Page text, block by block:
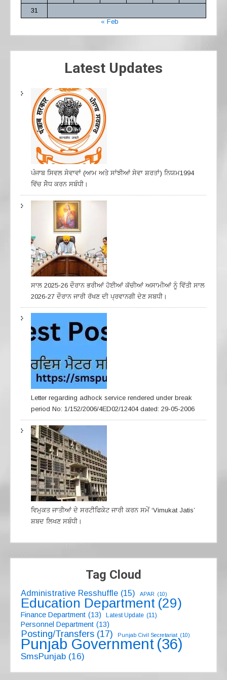
31
« Feb
Latest Updates
ਪੰਜਾਬ ਸਿਵਲ ਸੇਵਾਵਾਂ (ਆਮ ਅਤੇ ਸਾਂਝੀਆਂ ਸੇਵਾ ਸ਼ਰਤਾਂ) ਨਿਯਮ1994
ਵਿੱਚ ਸੇੋਧ ਕਰਨ ਸਬੰਧੀ।
ਸਾਲ 2025-26 ਦੌਰਾਨ ਭਰੀਆਂ ਹੋਈਆਂ ਕੱਚੀਆਂ ਅਸਾਮੀਆਂ ਨੂੰ ਵਿੱਤੀ ਸਾਲ
2026-27 ਦੌਰਾਨ ਜਾਰੀ ਰੱਖਣ ਦੀ ਪ੍ਰਵਾਨਗੀ ਦੇਣ ਸਬਧੀ।
Letter regarding adhock service rendered under break
period No: 1/152/2006/4ED02/12404 dated: 29-05-2006
ਵਿਮੁਕਤ ਜਾਤੀਆਂ ਦੇ ਸਰਟੀਫਿਕੇਟ ਜਾਰੀ ਕਰਨ ਸਮੇਂ ‘Vimukat Jatis’
ਸ਼ਬਦ ਲਿਖਣ ਸਬੰਧੀ।
Tag Cloud
Administrative Resshuffle (15) APAR (10)
Education Department (29)
Finance Department (13) Latest Update (11)
Personnel Department (13)
Posting/Transfers (17) Punjab Civil Secretariat (10)
Punjab Government (36)
SmsPunjab (16)